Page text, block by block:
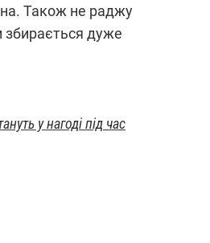
Також не раджу
збирається дуже
у нагоді під час